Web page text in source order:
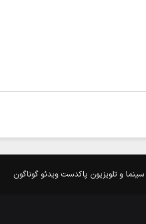
سینما و تلویزیون پاکدست ویدئو گوناگون